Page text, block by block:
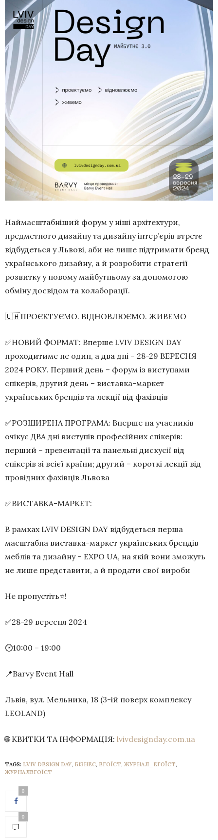
Наймасштабніший форум у ніші архітектури,
предметного дизайну та дизайну інтер’єрів втретє
відбудеться у Львові, аби не лише підтримати бренд
українського дизайну, а й розробити стратегії
розвитку у новому майбутньому за допомогою
обміну досвідом та колаборації.
🇺🇦ПРОЄКТУЄМО. ВІДНОВЛЮЄМО. ЖИВЕМО
✅НОВИЙ ФОРМАТ: Вперше LVIV DESIGN DAY
проходитиме не один, а два дні – 28-29 ВЕРЕСНЯ
2024 РОКУ. Перший день – форум із виступами
спікерів, другий день – виставка-маркет
українських брендів та лекції від фахівців
✅РОЗШИРЕНА ПРОГРАМА: Вперше на учасників
очікує ДВА дні виступів професійних спікерів:
перший – презентації та панельні дискусії від
спікерів зі всієї країни; другий – короткі лекції від
провідних фахівців Львова
✅ВИСТАВКА-МАРКЕТ:
В рамках LVIV DESIGN DAY відбудеться перша
масштабна виставка-маркет українських брендів
меблів та дизайну – EXPO UA, на якій вони зможуть
не лише представити, а й продати свої вироби
Не пропустіть⭐️!
✅28-29 вересня 2024
🕑10:00 – 19:00
📍Barvy Event Hall
Львів, вул. Мельника, 18 (3-ій поверх комплексу
LEOLAND)
🌐 КВИТКИ ТА ІНФОРМАЦІЯ: lvivdesignday.com.ua
TAGS: LVIV DESIGN DAY, БІЗНЕС, ЕГОЇСТ, ЖУРНАЛ_ЕГОЇСТ,
ЖУРНАЛЕГОЇСТ
0
0